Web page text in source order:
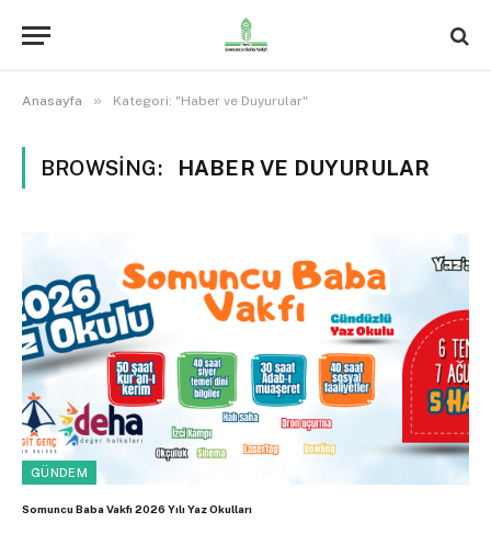
Anasayfa » Kategori: "Haber ve Duyurular"
BROWSING: HABER VE DUYURULAR
GÜNDEM
Somuncu Baba Vakfı 2026 Yılı Yaz Okulları